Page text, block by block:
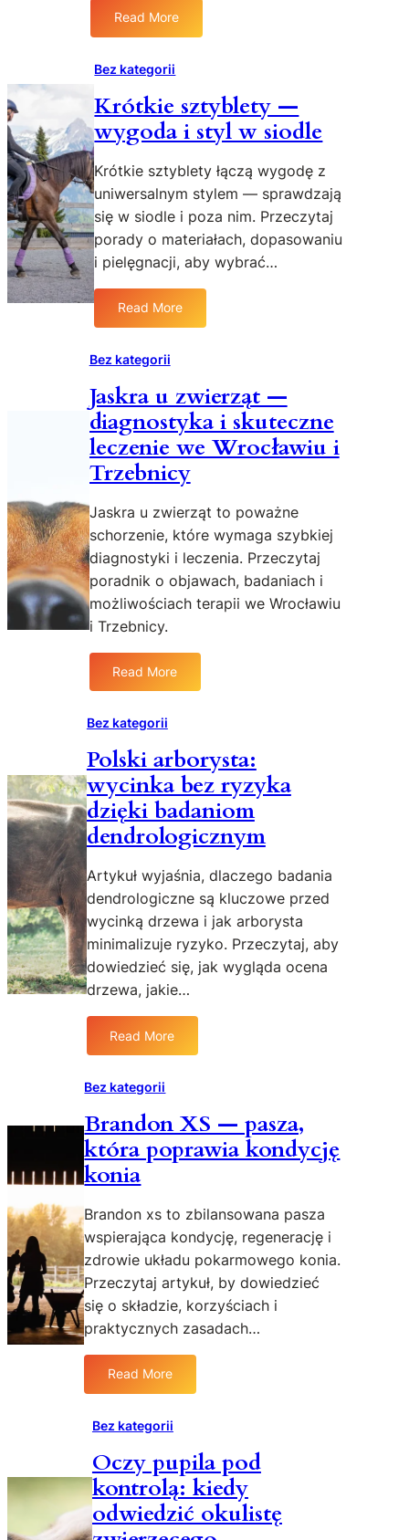
b
w
e
—
z
y
b
,
b
e
z
i
e
c
z
n
a
p
r
o
e
s
j
o
n
a
n
a
Read More
k
i
s
t
a
z
w
i
e
r
ę
a
—
j
a
k
z
b
a
ć
o
z
r
k
p
u
p
i
a
Bez kategorii
Krótkie sztyblety —
wygoda i styl w siodle
Krótkie sztyblety łączą wygodę z
uniwersalnym stylem — sprawdzają
się w siodle i poza nim. Przeczytaj
porady o materiałach, dopasowaniu
i pielęgnacji, aby wybrać…
Read More
r
k
i
e
s
y
b
l
e
y
—
w
g
d
a
i
s
t
l
w
s
i
l
e
Bez kategorii
Jaskra u zwierząt —
diagnostyka i skuteczne
leczenie we Wrocławiu i
Trzebnicy
Jaskra u zwierząt to poważne
schorzenie, które wymaga szybkiej
diagnostyki i leczenia. Przeczytaj
poradnik o objawach, badaniach i
możliwościach terapii we Wrocławiu
i Trzebnicy.
Read More
a
k
r
a
u
z
i
e
r
z
ą
t
—
d
i
g
o
s
t
a
i
s
k
u
t
z
e
e
c
z
e
Bez kategorii
Polski arborysta:
wycinka bez ryzyka
dzięki badaniom
dendrologicznym
Artykuł wyjaśnia, dlaczego badania
dendrologiczne są kluczowe przed
wycinką drzewa i jak arborysta
minimalizuje ryzyko. Przeczytaj, aby
dowiedzieć się, jak wygląda ocena
drzewa, jakie…
Read More
o
s
k
i
a
b
o
r
y
s
t
:
c
n
k
a
b
Bez kategorii
Brandon XS — pasza,
która poprawia kondycję
konia
Brandon xs to zbilansowana pasza
wspierająca kondycję, regenerację i
zdrowie układu pokarmowego konia.
Przeczytaj artykuł, by dowiedzieć
się o składzie, korzyściach i
praktycznych zasadach…
Read More
r
n
d
o
n
Bez kategorii
Oczy pupila pod
kontrolą: kiedy
odwiedzić okulistę